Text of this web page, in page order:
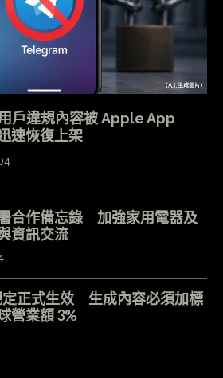
戶違規內容被 Apple App
速恢復上架
合作備忘錄 加強家用電器及
資訊交流
定正式生效 生成內容必須加標
營業額 3%